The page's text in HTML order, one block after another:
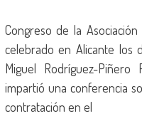
Congreso de la
celebrado en Alicante los
Miguel Rodríguez-
impartió una conferencia
contratación en el